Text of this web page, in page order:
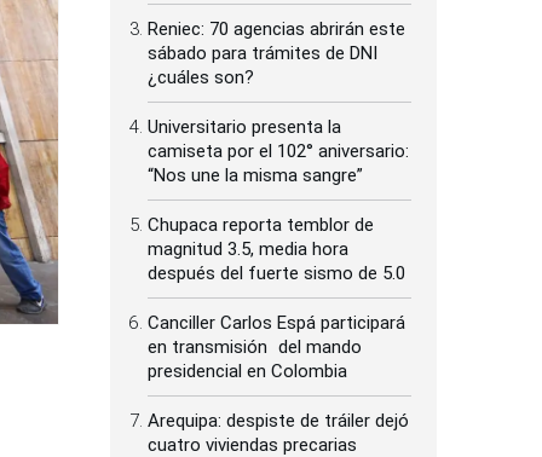
Reniec: 70 agencias abrirán este
sábado para trámites de DNI
¿cuáles son?
Universitario presenta la
camiseta por el 102° aniversario:
“Nos une la misma sangre”
Chupaca reporta temblor de
magnitud 3.5, media hora
después del fuerte sismo de 5.0
Canciller Carlos Espá participará
en transmisión del mando
presidencial en Colombia
Arequipa: despiste de tráiler dejó
cuatro viviendas precarias